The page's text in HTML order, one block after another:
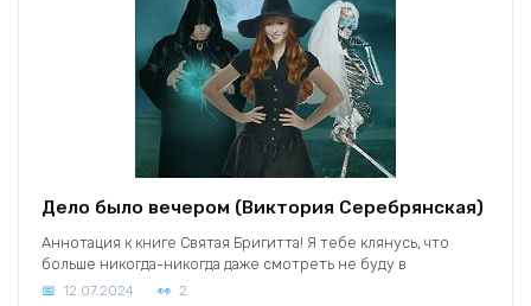
Дело было вечером (Виктория Серебрянская)
Аннотация к книге Святая Бригитта! Я тебе клянусь, что
больше никогда-никогда даже смотреть не буду в
12.07.2024 2